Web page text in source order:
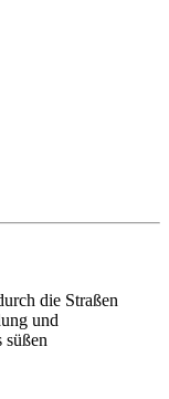
die Straßen
und